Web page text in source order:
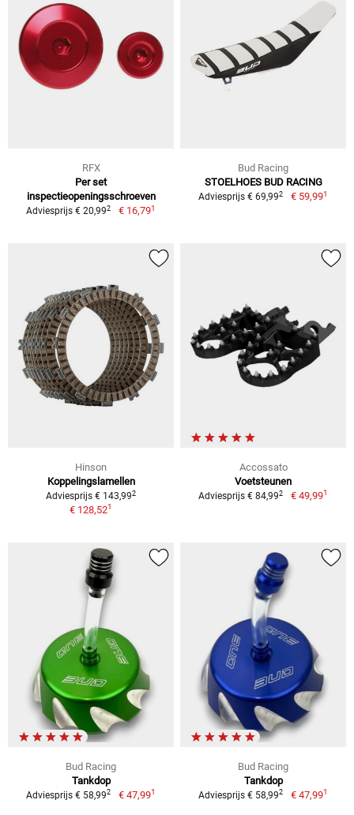
RFX
Per set
inspectieopeningsschroeven
Adviesprijs € 20,992 € 16,791
Bud Racing
STOELHOES BUD RACING
Adviesprijs € 69,992 € 59,991
Hinson
Koppelingslamellen
Adviesprijs € 143,992
€ 128,521
Accossato
Voetsteunen
Adviesprijs € 84,992 € 49,991
Bud Racing
Tankdop
Adviesprijs € 58,992 € 47,991
Bud Racing
Tankdop
Adviesprijs € 58,992 € 47,991